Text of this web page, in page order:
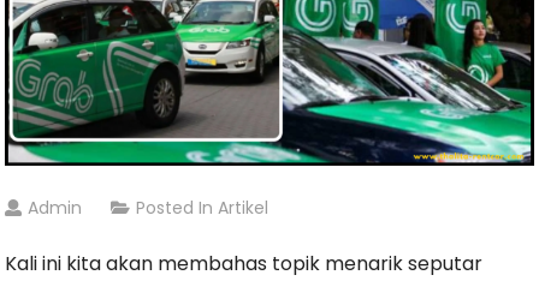
Admin Posted InArtikel
Kali ini kita akan membahas topik menarik seputar